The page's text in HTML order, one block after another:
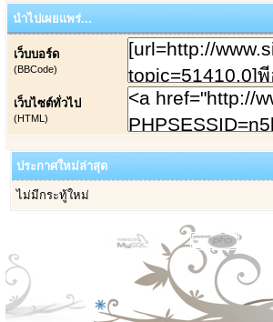
นำไปเผยแพร่...
เว็บบอร์ด
(BBCode)
เว็บไซต์ทั่วไป
(HTML)
ประกาศใหม่ล่าสุด
ไม่มีกระทู้ใหม่